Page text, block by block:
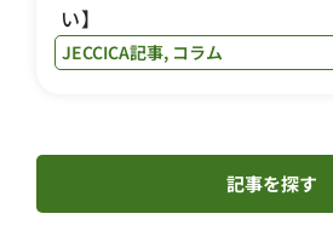
い】
JECCICA記事, コラム
記事を探す